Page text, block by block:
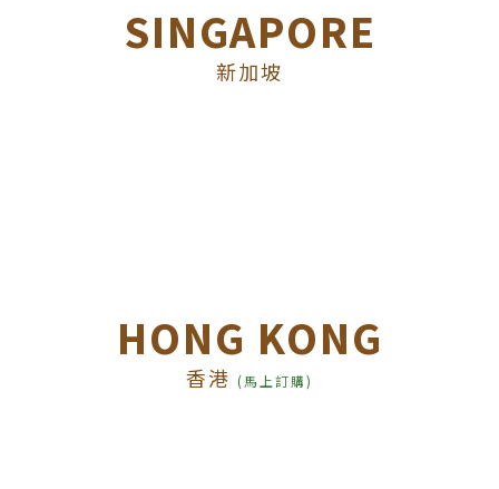
SINGAPORE
新加坡
HONG KONG
香港 (馬上訂購)